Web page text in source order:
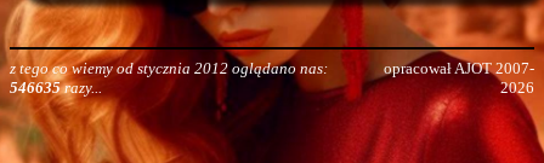
z tego co wiemy od stycznia 2012 oglądano nas:
546635razy...
opracował AJOT 2007-
2026